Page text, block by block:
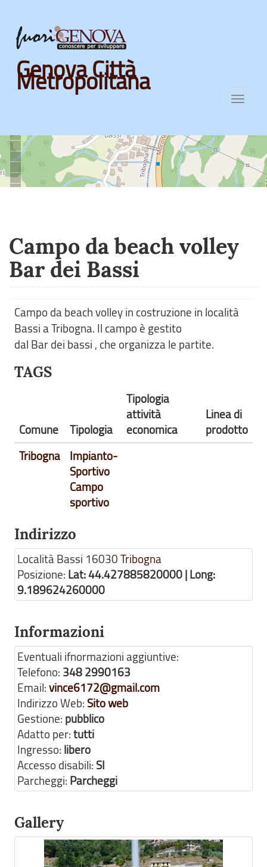
Skip
main
content
Genova Città
Metropolitana
Campo da beach volley
Bar dei Bassi
Campo da beach volley in costruzione in località
Bassi a Tribogna. Il campo è gestito
dal Bar dei bassi , che organizza le partite.
TAGS
Comune Tipologia
Tipologia
attività
economica
Linea di
prodotto
Tribogna
Impianto-
Sportivo
Campo
sportivo
Indirizzo
Località Bassi 16030Tribogna
Posizione: Lat: 44.427885820000 | Long:
9.189624260000
Informazioni
Eventuali ifnormazioni aggiuntive:
Telefono: 348 2990163
Email:vince6172@gmail.com
Indirizzo Web: Sito web
Gestione: pubblico
Adatto per:tutti
Ingresso: libero
Accesso disabili: SI
Parcheggi: Parcheggi
Gallery